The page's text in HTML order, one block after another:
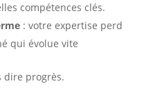
compétences clés.
: votre expertise perd
qui évolue vite
dire progrès.